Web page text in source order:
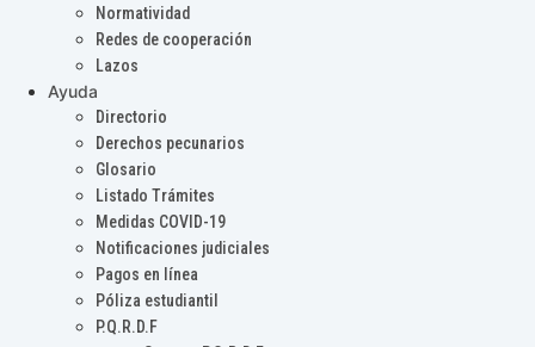
Normatividad
Redes de cooperación
Lazos
Ayuda
Directorio
Derechos pecunarios
Glosario
Listado Trámites
Medidas COVID-19
Notificaciones judiciales
Pagos en línea
Póliza estudiantil
P.Q.R.D.F